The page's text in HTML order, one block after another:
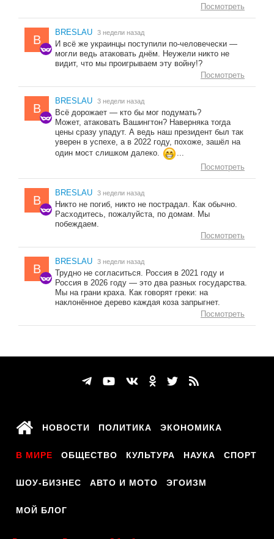
Посмотреть
B
BRESLAU 3 недели назад
И всё же украинцы поступили по-человечески —
могли ведь атаковать днём. Неужели никто не
видит, что мы проигрываем эту войну!?
Посмотреть
B
BRESLAU 3 недели назад
Всё дорожает — кто бы мог подумать?
Может, атаковать Вашингтон? Наверняка тогда
цены сразу упадут. А ведь наш президент был так
уверен в успехе, а в 2022 году, похоже, зашёл на
один мост слишком далеко.
...
Посмотреть
B
BRESLAU 3 недели назад
Никто не погиб, никто не пострадал. Как обычно.
Расходитесь, пожалуйста, по домам. Мы
побеждаем.
Посмотреть
B
BRESLAU 3 недели назад
Трудно не согласиться. Россия в 2021 году и
Россия в 2026 году — это два разных государства.
Мы на грани краха. Как говорят греки: на
наклонённое дерево каждая коза запрыгнет.
Посмотреть
НОВОСТИ ПОЛИТИКА ЭКОНОМИКА
В МИРЕ ОБЩЕСТВО КУЛЬТУРА НАУКА СПОРТ
ШОУ-БИЗНЕС АВТО И МОТО ЭГОИЗМ
МОЙ БЛОГ